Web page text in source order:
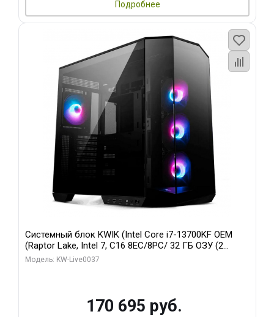
Подробнее
Системный блок KWIK (Intel Core i7-13700KF OEM
(Raptor Lake, Intel 7, C16 8EC/8PC/ 32 ГБ ОЗУ (2
модуля)/ Gigabyte RTX5070 AERO OC 12GB GDDR7
Модель: KW-Live0037
170 695 руб.